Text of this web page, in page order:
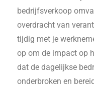
bedrijfsverkoop
overdracht van
tijdig met je
op om de impact op
dat de dagelijkse
onderbroken en